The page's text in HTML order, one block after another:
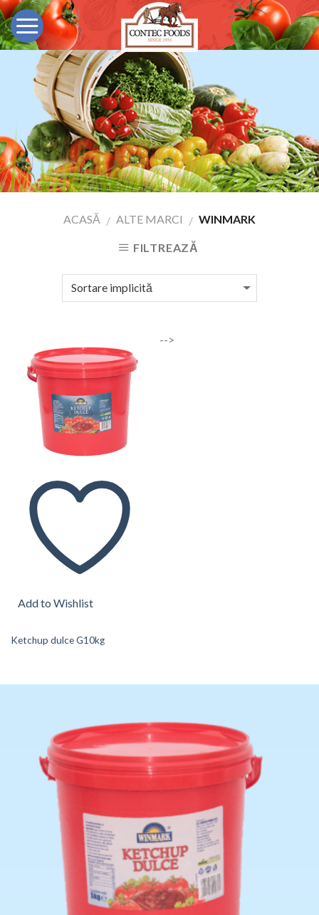
Skip
to
content
ACASĂ / ALTE MARCI / WINMARK
FILTREAZĂ
Add to Wishlist
-->
Ketchup dulce G10kg